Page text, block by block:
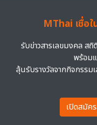
MThai เชื่อ
รับข่าวสารเลขมงคล สถิ
พร้อม
ลุ้นรับรางวัลจากกิจกรรม
เปิดสมัค